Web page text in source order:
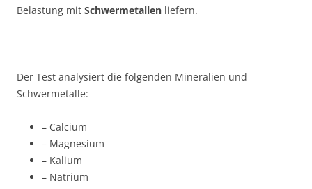
Belastung mit Schwermetallen liefern.
Der Test analysiert die folgenden Mineralien und
Schwermetalle:
– Calcium
– Magnesium
– Kalium
– Natrium